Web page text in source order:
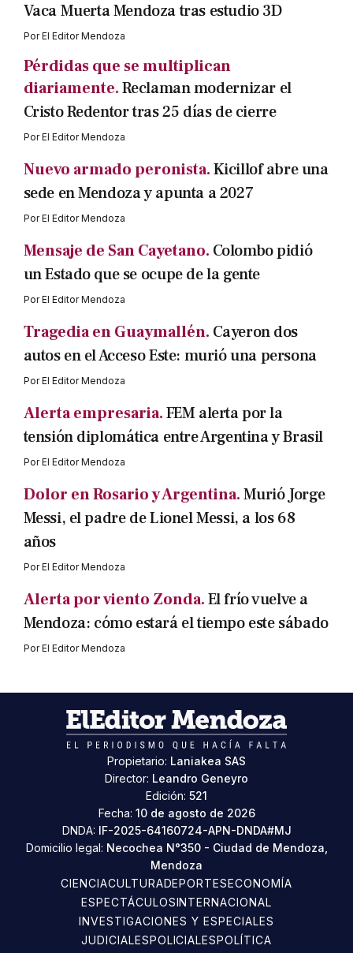
Vaca Muerta Mendoza tras estudio 3D
PorEl Editor Mendoza
Pérdidas que se multiplican
diariamente.Reclaman modernizar el
Cristo Redentor tras 25 días de cierre
PorEl Editor Mendoza
Nuevo armado peronista.Kicillof abre una
sede en Mendoza y apunta a 2027
PorEl Editor Mendoza
Mensaje de San Cayetano. Colombo pidió
un Estado que se ocupe de la gente
PorEl Editor Mendoza
Tragedia en Guaymallén. Cayeron dos
autos en el Acceso Este: murió una persona
PorEl Editor Mendoza
Alerta empresaria.FEM alerta por la
tensión diplomática entre Argentina y Brasil
PorEl Editor Mendoza
Dolor en Rosario y Argentina.Murió Jorge
Messi, el padre de Lionel Messi, a los 68
años
PorEl Editor Mendoza
Alerta por viento Zonda.El frío vuelve a
Mendoza: cómo estará el tiempo este sábado
PorEl Editor Mendoza
Propietario: Laniakea SAS
Director: Leandro Geneyro
Edición: 521
Fecha: 10 de agosto de 2026
DNDA: IF-2025-64160724-APN-DNDA#MJ
Domicilio legal: Necochea N°350 - Ciudad de Mendoza,
Mendoza
CIENCIACULTURADEPORTESECONOMÍA
ESPECTÁCULOSINTERNACIONAL
INVESTIGACIONES Y ESPECIALES
JUDICIALESPOLICIALESPOLÍTICA